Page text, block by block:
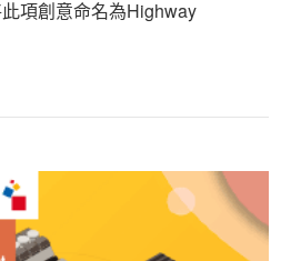
項創意命名為Highway